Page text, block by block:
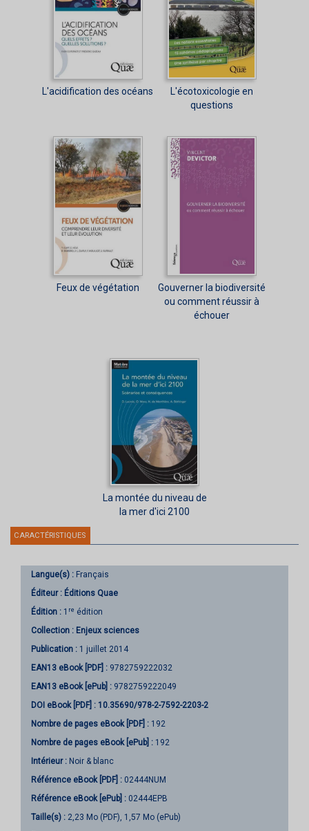
L'acidification des océans
L'écotoxicologie en
questions
Feux de végétation
Gouverner la biodiversité
ou comment réussir à
échouer
La montée du niveau de
la mer d'ici 2100
CARACTÉRISTIQUES
Langue(s) : Français
Éditeur : Éditions Quae
Édition : 1 re édition
Collection : Enjeux sciences
Publication : 1 juillet 2014
EAN13 eBook [PDF] : 9782759222032
EAN13 eBook [ePub] : 9782759222049
DOI eBook [PDF] : 10.35690/978-2-7592-2203-2
Nombre de pages eBook [PDF] : 192
Nombre de pages eBook [ePub] : 192
Intérieur : Noir & blanc
Référence eBook [PDF] : 02444NUM
Référence eBook [ePub] : 02444EPB
Taille(s) : 2,23 Mo (PDF), 1,57 Mo (ePub)